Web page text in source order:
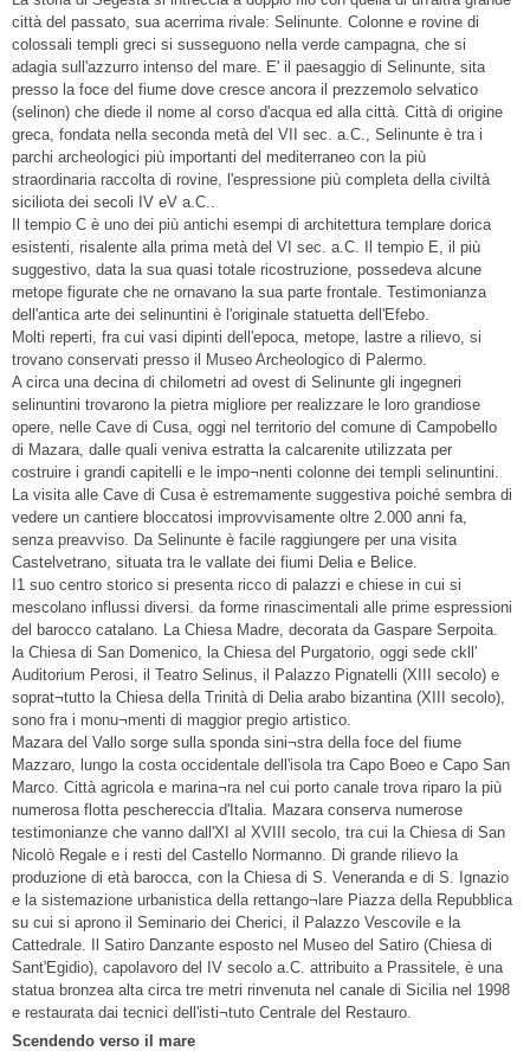
città del passato, sua acerrima rivale: Selinunte. Colonne e rovine di
colossali templi greci si susseguono nella verde campagna, che si
adagia sull'azzurro intenso del mare. E' il paesaggio di Selinunte, sita
presso la foce del fiume dove cresce ancora il prezzemolo selvatico
(selinon) che diede il nome al corso d'acqua ed alla città. Città di origine
greca, fondata nella seconda metà del VII sec. a.C., Selinunte è tra i
parchi archeologici più importanti del mediterraneo con la più
straordinaria raccolta di rovine, l'espressione più completa della civiltà
siciliota dei secoli IV eV a.C..
Il tempio C è uno dei più antichi esempi di architettura templare dorica
esistenti, risalente alla prima metà del VI sec. a.C. Il tempio E, il più
suggestivo, data la sua quasi totale ricostruzione, possedeva alcune
metope figurate che ne ornavano la sua parte frontale. Testimonianza
dell'antica arte dei selinuntini è l'originale statuetta dell'Efebo.
Molti reperti, fra cui vasi dipinti dell'epoca, metope, lastre a rilievo, si
trovano conservati presso il Museo Archeologico di Palermo.
A circa una decina di chilometri ad ovest di Selinunte gli ingegneri
selinuntini trovarono la pietra migliore per realizzare le loro grandiose
opere, nelle Cave di Cusa, oggi nel territorio del comune di Campobello
di Mazara, dalle quali veniva estratta la calcarenite utilizzata per
costruire i grandi capitelli e le impo¬nenti colonne dei templi selinuntini.
La visita alle Cave di Cusa è estremamente suggestiva poiché sembra di
vedere un cantiere bloccatosi improvvisamente oltre 2.000 anni fa,
senza preavviso. Da Selinunte è facile raggiungere per una visita
Castelvetrano, situata tra le vallate dei fiumi Delia e Belice.
I1 suo centro storico si presenta ricco di palazzi e chiese in cui si
mescolano influssi diversi. da forme rinascimentali alle prime espressioni
del barocco catalano. La Chiesa Madre, decorata da Gaspare Serpoita.
la Chiesa di San Domenico, la Chiesa del Purgatorio, oggi sede ckll'
Auditorium Perosi, il Teatro Selinus, il Palazzo Pignatelli (XIII secolo) e
soprat¬tutto la Chiesa della Trinità di Delia arabo bizantina (XIII secolo),
sono fra i monu¬menti di maggior pregio artistico.
Mazara del Vallo sorge sulla sponda sini¬stra della foce del fiume
Mazzaro, lungo la costa occidentale dell'isola tra Capo Boeo e Capo San
Marco. Città agricola e marina¬ra nel cui porto canale trova riparo la più
numerosa flotta peschereccia d'Italia. Mazara conserva numerose
testimonianze che vanno dall'XI al XVIII secolo, tra cui la Chiesa di San
Nicolò Regale e i resti del Castello Normanno. Di grande rilievo la
produzione di età barocca, con la Chiesa di S. Veneranda e di S. Ignazio
e la sistemazione urbanistica della rettango¬lare Piazza della Repubblica
su cui si aprono il Seminario dei Cherici, il Palazzo Vescovile e la
Cattedrale. Il Satiro Danzante esposto nel Museo del Satiro (Chiesa di
Sant'Egidio), capolavoro del IV secolo a.C. attribuito a Prassitele, è una
statua bronzea alta circa tre metri rinvenuta nel canale di Sicilia nel 1998
e restaurata dai tecnici dell'isti¬tuto Centrale del Restauro.
Scendendo verso il mare